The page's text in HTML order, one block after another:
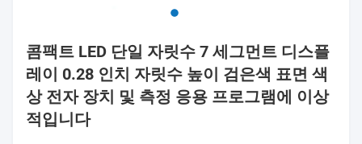
콤팩트 LED 단일 자릿수 7 세그먼트 디스플
레이 0.28 인치 자릿수 높이 검은색 표면 색
상 전자 장치 및 측정 응용 프로그램에 이상
적입니다